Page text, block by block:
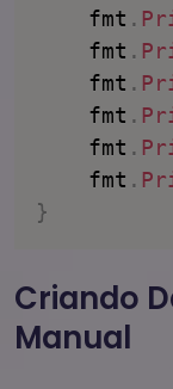
    fmt
.
    fmt
.
    fmt
.
    fmt
.
    fmt
.
    fmt
.
}
Criando
Manual